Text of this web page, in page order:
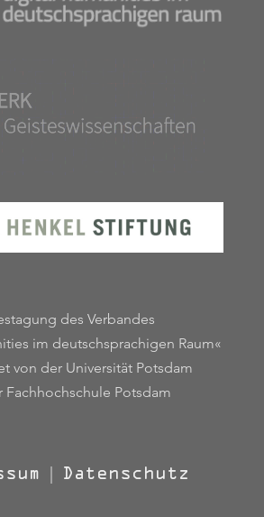
des Verbandes
im deutschsprachigen Raum«
von der Universität Potsdam
Fachhochschule Potsdam
Datenschutz